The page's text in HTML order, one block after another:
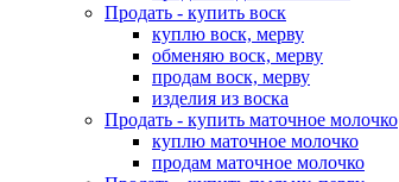
Продать - купить воск
куплю воск, мерву
обменяю воск, мерву
продам воск, мерву
изделия из воска
Продать - купить маточное молочко
куплю маточное молочко
продам маточное молочко